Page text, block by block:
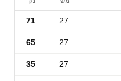
27
71
27
65
27
35